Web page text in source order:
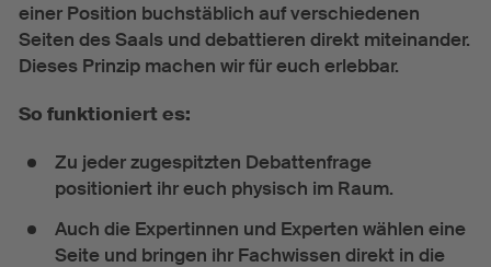
einer Position buchstäblich auf verschiedenen
Seiten des Saals und debattieren direkt miteinander.
Dieses Prinzip machen wir für euch erlebbar.
So funktioniert es:
Zu jeder zugespitzten Debattenfrage
positioniert ihr euch physisch im Raum.
Auch die Expertinnen und Experten wählen eine
Seite und bringen ihr Fachwissen direkt in die